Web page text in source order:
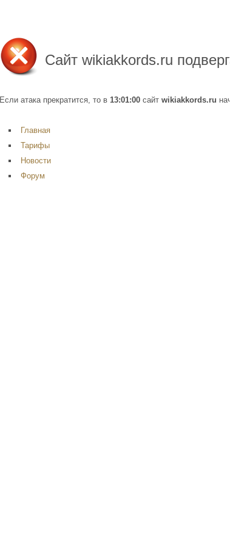
Сайт wikiakkords.ru
Если атака прекратится, то в 13:01:00 сайт wikiakkords.ru
Главная
Тарифы
Новости
Форум